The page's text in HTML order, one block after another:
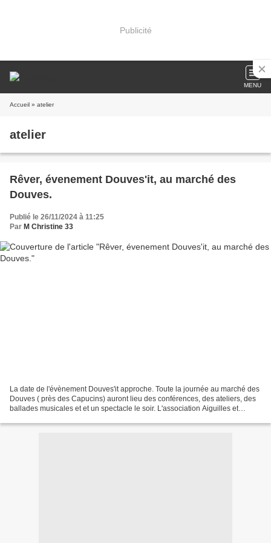
Publicité
MENU
Accueil » atelier
atelier
Rêver, évenement Douves'it, au marché des
Douves.
Publié le 26/11/2024 à 11:25
Par M Christine 33
La date de l'évènement Douves'it approche. Toute la journée au marché des
Douves ( près des Capucins) auront lieu des conférences, des ateliers, des
ballades musicales et et un spectacle le soir. L'association Aiguilles et